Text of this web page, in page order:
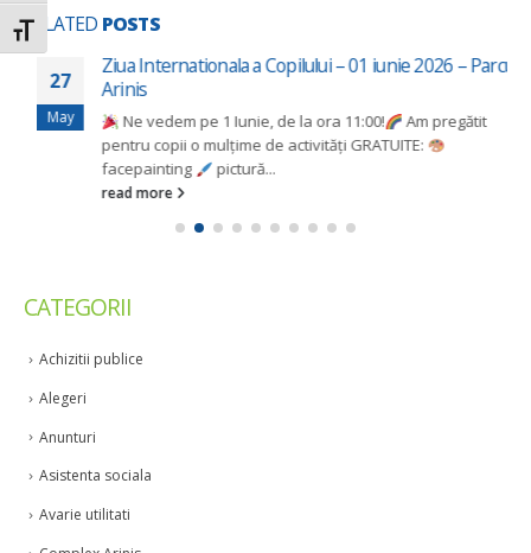
Toggle Font size
RELATED POSTS
27
May
Ziua Internationala a Copilului – 01 iunie 2026 – Parcul
Arinis
Ne vedem pe 1 Iunie, de la ora 11:00!
Am pregătit
pentru copii o mulțime de activități GRATUITE:
facepainting
pictură...
read more
CATEGORII
Achizitii publice
Alegeri
Anunturi
Asistenta sociala
Avarie utilitati